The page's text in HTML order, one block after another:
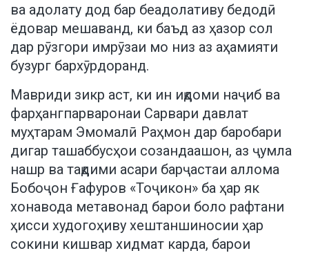
ва адолату дод бар беадолативу бедодӣ
ёдовар мешаванд, ки баъд аз ҳазор сол
дар рӯзгори имрӯзаи мо низ аз аҳамияти
бузург бархӯрдоранд.
Мавриди зикр аст, ки ин иқдоми наҷиб ва
фарҳангпарваронаи Сарвари давлат
муҳтарам Эмомалӣ Раҳмон дар баробари
дигар ташаббусҳои созандаашон, аз ҷумла
нашр ва тақдими асари барҷастаи аллома
Бобоҷон Ғафуров «Тоҷикон» ба ҳар як
хонавода метавонад барои боло рафтани
ҳисси худогоҳиву хештаншиносии ҳар
сокини кишвар хидмат карда, барои